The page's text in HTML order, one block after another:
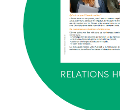
RELATIONS